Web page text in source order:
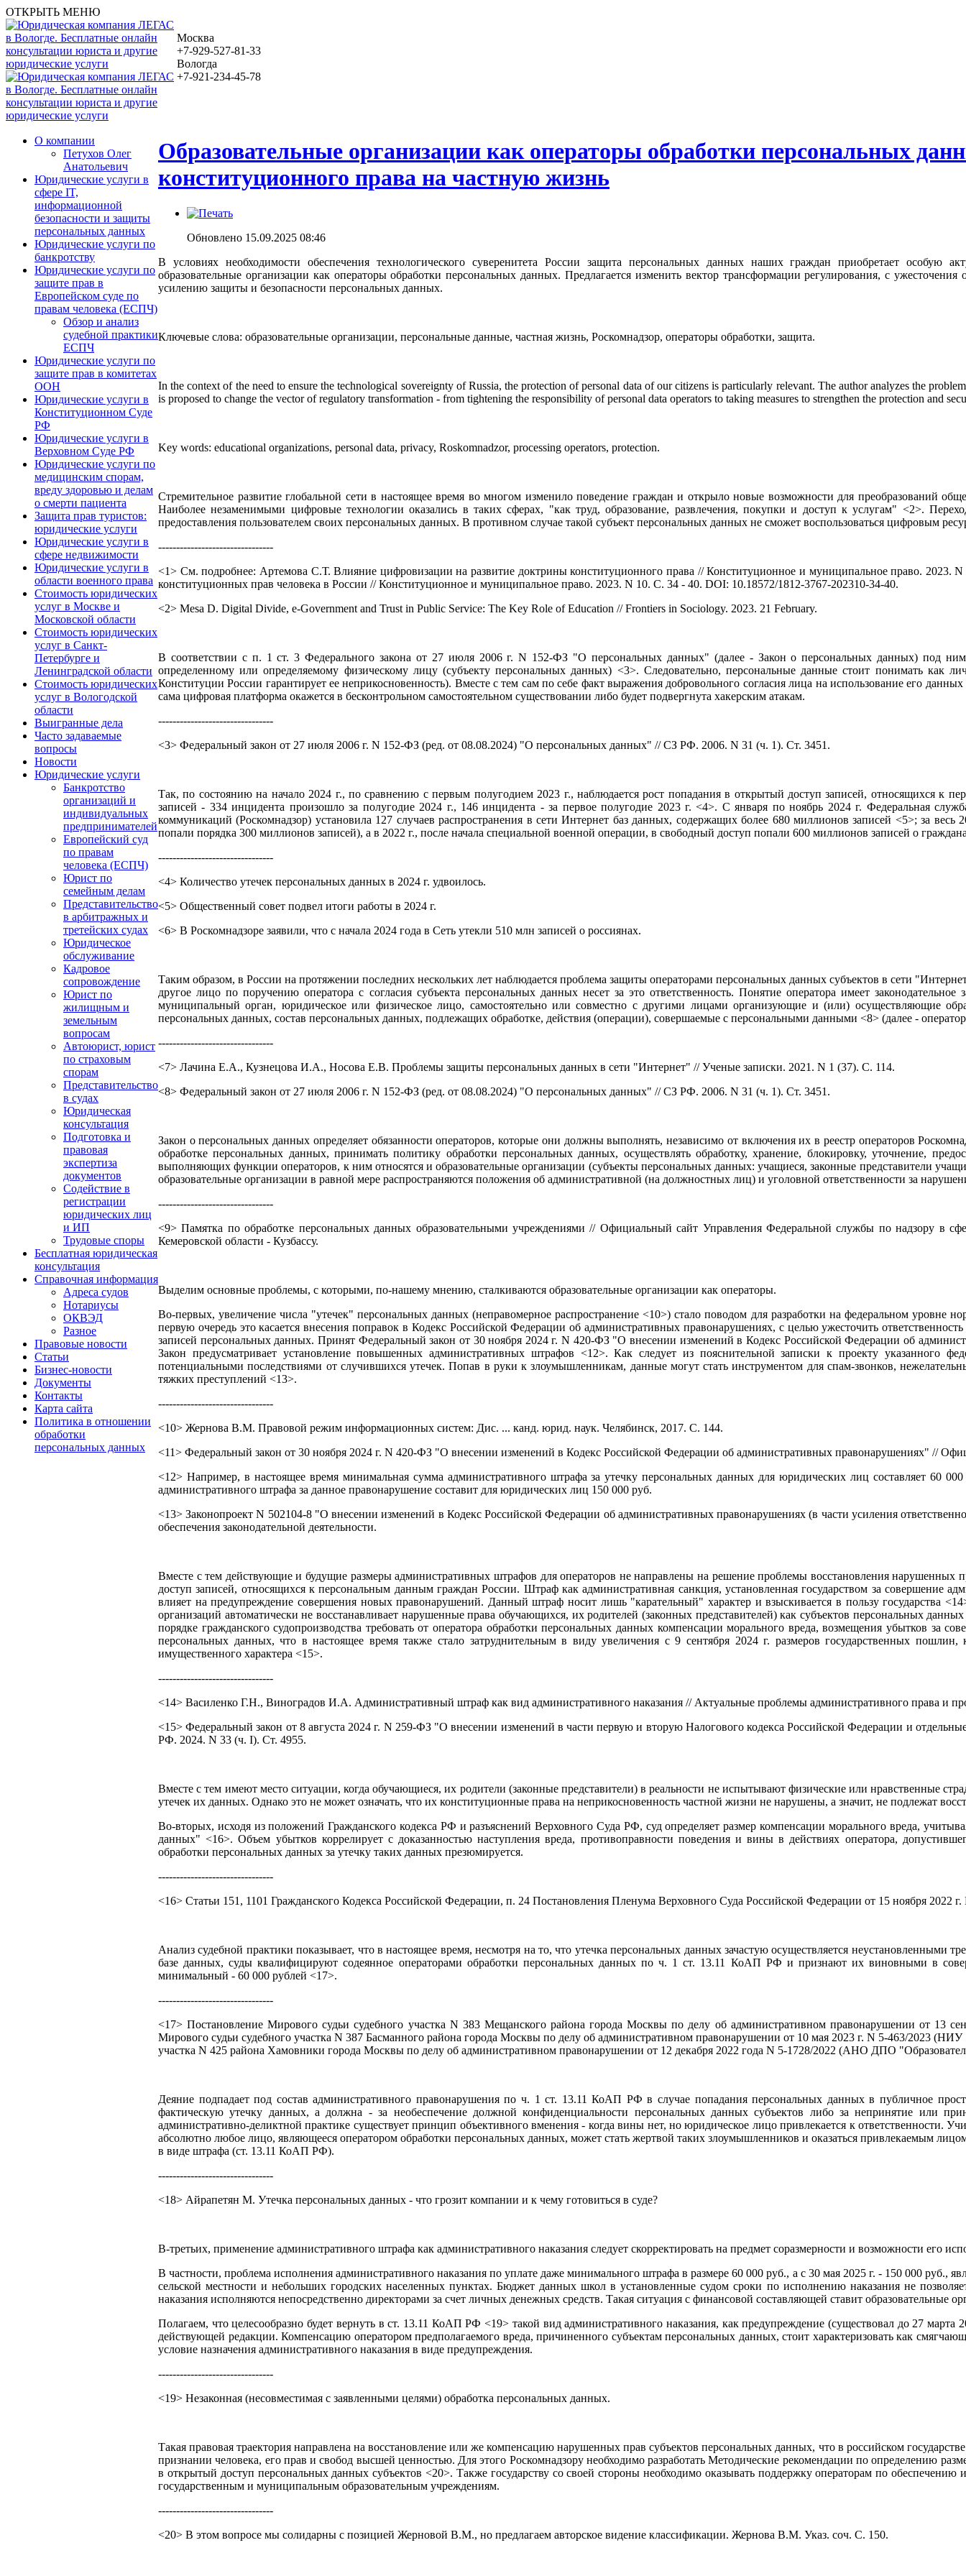
ОТКРЫТЬ МЕНЮ
Москва
+7-929-527-81-33
Вологда
+7-921-234-45-78
О компании
Петухов Олег
Анатольевич
Юридические услуги в
сфере IT,
информационной
безопасности и защиты
персональных данных
Юридические услуги по
банкротству
Юридические услуги по
защите прав в
Европейском суде по
правам человека (ЕСПЧ)
Обзор и анализ
судебной практики
ЕСПЧ
Юридические услуги по
защите прав в комитетах
ООН
Юридические услуги в
Конституционном Суде
РФ
Юридические услуги в
Верховном Суде РФ
Юридические услуги по
медицинским спорам,
вреду здоровью и делам
о смерти пациента
Защита прав туристов:
юридические услуги
Юридические услуги в
сфере недвижимости
Юридические услуги в
области военного права
Стоимость юридических
услуг в Москве и
Московской области
Стоимость юридических
услуг в Санкт-
Петербурге и
Ленинградской области
Стоимость юридических
услуг в Вологодской
области
Выигранные дела
Часто задаваемые
вопросы
Новости
Юридические услуги
Банкротство
организаций и
индивидуальных
предпринимателей
Европейский суд
по правам
человека (ЕСПЧ)
Юрист по
семейным делам
Представительство
в арбитражных и
третейских судах
Юридическое
обслуживание
Кадровое
сопровождение
Юрист по
жилищным и
земельным
вопросам
Автоюрист, юрист
по страховым
спорам
Представительство
в судах
Юридическая
консультация
Подготовка и
правовая
экспертиза
документов
Содействие в
регистрации
юридических лиц
и ИП
Трудовые споры
Бесплатная юридическая
консультация
Справочная информация
Адреса судов
Нотариусы
ОКВЭД
Разное
Правовые новости
Статьи
Бизнес-новости
Документы
Контакты
Карта сайта
Политика в отношении
обработки
персональных данных
Образовательные организации как операторы обработки персональных
конституционного права на частную жизнь
Обновлено 15.09.2025 08:46
В условиях необходимости обеспечения технологического суверенитета России защита персональных данных наших граждан приобретает особую
образовательные организации как операторы обработки персональных данных. Предлагается изменить вектор трансформации регулирования, с
усилению защиты и безопасности персональных данных.
Ключевые слова: образовательные организации, персональные данные, частная жизнь, Роскомнадзор, операторы обработки, защита.
In the context of the need to ensure the technological sovereignty of Russia, the protection of personal data of our citizens is particularly relevant. The author analyzes the
is proposed to change the vector of regulatory transformation - from tightening the responsibility of personal data operators to taking measures to strengthen the protection and
Key words: educational organizations, personal data, privacy, Roskomnadzor, processing operators, protection.
Стремительное развитие глобальной сети в настоящее время во многом изменило поведение граждан и открыло новые возможности для преобразований
Наиболее незаменимыми цифровые технологии оказались в таких сферах, "как труд, образование, развлечения, покупки и доступ к услугам" <2>.
предоставления пользователем своих персональных данных. В противном случае такой субъект персональных данных не сможет воспользоваться цифровым
--------------------------------
<1> См. подробнее: Артемова С.Т. Влияние цифровизации на развитие доктрины конституционного права // Конституционное и муниципальное право.
конституционных прав человека в России // Конституционное и муниципальное право. 2023. N 10. С. 34 - 40. DOI: 10.18572/1812-3767-202310-34-40.
<2> Mesa D. Digital Divide, e-Government and Trust in Public Service: The Key Role of Education // Frontiers in Sociology. 2023. 21 February.
В соответствии с п. 1 ст. 3 Федерального закона от 27 июля 2006 г. N 152-ФЗ "О персональных данных" (далее - Закон о персональных данных) под
определенному или определяемому физическому лицу (субъекту персональных данных) <3>. Следовательно, персональные данные стоит понимать как
Конституции России гарантирует ее неприкосновенность). Вместе с тем сам по себе факт выражения добровольного согласия лица на использование его
сама цифровая платформа окажется в бесконтрольном самостоятельном существовании либо будет подвергнута хакерским атакам.
--------------------------------
<3> Федеральный закон от 27 июля 2006 г. N 152-ФЗ (ред. от 08.08.2024) "О персональных данных" // СЗ РФ. 2006. N 31 (ч. 1). Ст. 3451.
Так, по состоянию на начало 2024 г., по сравнению с первым полугодием 2023 г., наблюдается рост попадания в открытый доступ записей, относящихся к
записей - 334 инцидента произошло за полугодие 2024 г., 146 инцидента - за первое полугодие 2023 г. <4>. С января по ноябрь 2024 г. Федеральная
коммуникаций (Роскомнадзор) установила 127 случаев распространения в сети Интернет баз данных, содержащих более 680 миллионов записей <5>; за
попали порядка 300 миллионов записей), а в 2022 г., после начала специальной военной операции, в свободный доступ попали 600 миллионов записей о
--------------------------------
<4> Количество утечек персональных данных в 2024 г. удвоилось.
<5> Общественный совет подвел итоги работы в 2024 г.
<6> В Роскомнадзоре заявили, что с начала 2024 года в Сеть утекли 510 млн записей о россиянах.
Таким образом, в России на протяжении последних нескольких лет наблюдается проблема защиты операторами персональных данных субъектов в сети
другое лицо по поручению оператора с согласия субъекта персональных данных несет за это ответственность. Понятие оператора имеет
муниципальный орган, юридическое или физическое лицо, самостоятельно или совместно с другими лицами организующие и (или) осуществляющие
персональных данных, состав персональных данных, подлежащих обработке, действия (операции), совершаемые с персональными данными <8> (далее -
--------------------------------
<7> Лачина Е.А., Кузнецова И.А., Носова Е.В. Проблемы защиты персональных данных в сети "Интернет" // Ученые записки. 2021. N 1 (37). С. 114.
<8> Федеральный закон от 27 июля 2006 г. N 152-ФЗ (ред. от 08.08.2024) "О персональных данных" // СЗ РФ. 2006. N 31 (ч. 1). Ст. 3451.
Закон о персональных данных определяет обязанности операторов, которые они должны выполнять, независимо от включения их в реестр операторов
обработке персональных данных, принимать политику обработки персональных данных, осуществлять обработку, хранение, блокировку, уточнение,
выполняющих функции операторов, к ним относятся и образовательные организации (субъекты персональных данных: учащиеся, законные представители
образовательные организации в равной мере распространяются положения об административной (на должностных лиц) и уголовной ответственности за
--------------------------------
<9> Памятка по обработке персональных данных образовательными учреждениями // Официальный сайт Управления Федеральной службы по надзору в
Кемеровской области - Кузбассу.
Выделим основные проблемы, с которыми, по-нашему мнению, сталкиваются образовательные организации как операторы.
Во-первых, увеличение числа "утечек" персональных данных (неправомерное распространение <10>) стало поводом для разработки на федеральном уровне
первую очередь это касается внесения поправок в Кодекс Российской Федерации об административных правонарушениях, с целью ужесточить
записей персональных данных. Принят Федеральный закон от 30 ноября 2024 г. N 420-ФЗ "О внесении изменений в Кодекс Российской Федерации об
Закон предусматривает установление повышенных административных штрафов <12>. Как следует из пояснительной записки к проекту указанного
потенциальными последствиями от случившихся утечек. Попав в руки к злоумышленникам, данные могут стать инструментом для спам-звонков,
тяжких преступлений <13>.
--------------------------------
<10> Жернова В.М. Правовой режим информационных систем: Дис. ... канд. юрид. наук. Челябинск, 2017. С. 144.
<11> Федеральный закон от 30 ноября 2024 г. N 420-ФЗ "О внесении изменений в Кодекс Российской Федерации об административных правонарушениях" //
<12> Например, в настоящее время минимальная сумма административного штрафа за утечку персональных данных для юридических лиц составляет 60
административного штрафа за данное правонарушение составит для юридических лиц 150 000 руб.
<13> Законопроект N 502104-8 "О внесении изменений в Кодекс Российской Федерации об административных правонарушениях (в части усиления
обеспечения законодательной деятельности.
Вместе с тем действующие и будущие размеры административных штрафов для операторов не направлены на решение проблемы восстановления
доступ записей, относящихся к персональным данным граждан России. Штраф как административная санкция, установленная государством за совершение
влияет на предупреждение совершения новых правонарушений. Данный штраф носит лишь "карательный" характер и взыскивается в пользу государства
организаций автоматически не восстанавливает нарушенные права обучающихся, их родителей (законных представителей) как субъектов персональных
порядке гражданского судопроизводства требовать от оператора обработки персональных данных компенсации морального вреда, возмещения убытков за
персональных данных, что в настоящее время также стало затруднительным в виду увеличения с 9 сентября 2024 г. размеров государственных
имущественного характера <15>.
--------------------------------
<14> Василенко Г.Н., Виноградов И.А. Административный штраф как вид административного наказания // Актуальные проблемы административного права и
<15> Федеральный закон от 8 августа 2024 г. N 259-ФЗ "О внесении изменений в части первую и вторую Налогового кодекса Российской Федерации и
РФ. 2024. N 33 (ч. I). Ст. 4955.
Вместе с тем имеют место ситуации, когда обучающиеся, их родители (законные представители) в реальности не испытывают физические или нравственные
утечек их данных. Однако это не может означать, что их конституционные права на неприкосновенность частной жизни не нарушены, а значит, не подлежат
Во-вторых, исходя из положений Гражданского кодекса РФ и разъяснений Верховного Суда РФ, суд определяет размер компенсации морального вреда,
данных" <16>. Объем убытков коррелирует с доказанностью наступления вреда, противоправности поведения и вины в действиях оператора,
обработки персональных данных за утечку таких данных презюмируется.
--------------------------------
<16> Статьи 151, 1101 Гражданского Кодекса Российской Федерации, п. 24 Постановления Пленума Верховного Суда Российской Федерации от 15 ноября 2022 г.
Анализ судебной практики показывает, что в настоящее время, несмотря на то, что утечка персональных данных зачастую осуществляется неустановленными
базе данных, суды квалифицируют содеянное операторами обработки персональных данных по ч. 1 ст. 13.11 КоАП РФ и признают их виновными в
минимальный - 60 000 рублей <17>.
--------------------------------
<17> Постановление Мирового судьи судебного участка N 383 Мещанского района города Москвы по делу об административном правонарушении от 13
Мирового судьи судебного участка N 387 Басманного района города Москвы по делу об административном правонарушении от 10 мая 2023 г. N 5-463/2023
участка N 425 района Хамовники города Москвы по делу об административном правонарушении от 12 декабря 2022 года N 5-1728/2022 (АНО ДПО
Деяние подпадает под состав административного правонарушения по ч. 1 ст. 13.11 КоАП РФ в случае попадания персональных данных в публичное
фактическую утечку данных, а должна - за необеспечение должной конфиденциальности персональных данных субъектов либо за непринятие или
административно-деликтной практике существует принцип объективного вменения - когда вины нет, но юридическое лицо привлекается к ответственности.
абсолютно любое лицо, являющееся оператором обработки персональных данных, может стать жертвой таких злоумышленников и оказаться привлекаемым
в виде штрафа (ст. 13.11 КоАП РФ).
--------------------------------
<18> Айрапетян М. Утечка персональных данных - что грозит компании и к чему готовиться в суде?
В-третьих, применение административного штрафа как административного наказания следует скорректировать на предмет соразмерности и возможности его
В частности, проблема исполнения административного наказания по уплате даже минимального штрафа в размере 60 000 руб., а с 30 мая 2025 г. - 150 000 руб.,
сельской местности и небольших городских населенных пунктах. Бюджет данных школ в установленные судом сроки по исполнению наказания не
наказания исполняются непосредственно директорами за счет личных денежных средств. Такая ситуация с финансовой составляющей ставит образовательные
Полагаем, что целесообразно будет вернуть в ст. 13.11 КоАП РФ <19> такой вид административного наказания, как предупреждение (существовал до 27
действующей редакции. Компенсацию оператором предполагаемого вреда, причиненного субъектам персональных данных, стоит характеризовать как
условие назначения административного наказания в виде предупреждения.
--------------------------------
<19> Незаконная (несовместимая с заявленными целями) обработка персональных данных.
Такая правовая траектория направлена на восстановление или же компенсацию нарушенных прав субъектов персональных данных, что в российском
признании человека, его прав и свобод высшей ценностью. Для этого Роскомнадзору необходимо разработать Методические рекомендации по определению
в открытый доступ персональных данных субъектов <20>. Также государству со своей стороны необходимо оказывать поддержку операторам по
государственным и муниципальным образовательным учреждениям.
--------------------------------
<20> В этом вопросе мы солидарны с позицией Жерновой В.М., но предлагаем авторское видение классификации. Жернова В.М. Указ. соч. С. 150.